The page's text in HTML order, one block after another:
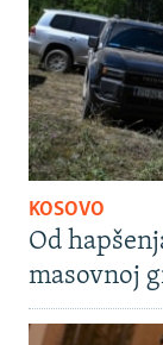
KOSOVO
Od
masovnoj